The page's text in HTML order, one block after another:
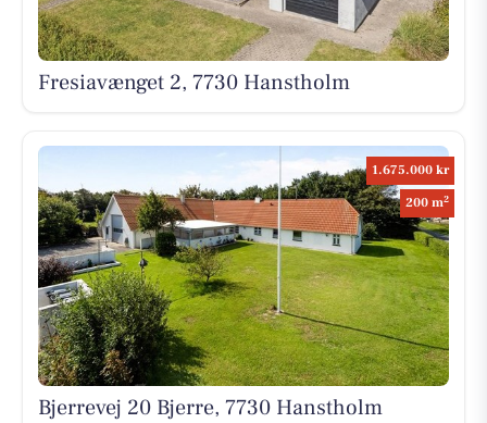
Fresiavænget 2, 7730 Hanstholm
1.675.000 kr
200 m2
Bjerrevej 20 Bjerre, 7730 Hanstholm